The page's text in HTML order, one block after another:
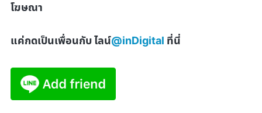
โฆษณา
แค่กดเป็นเพื่อนกับ ไลน์@inDigital ที่นี่